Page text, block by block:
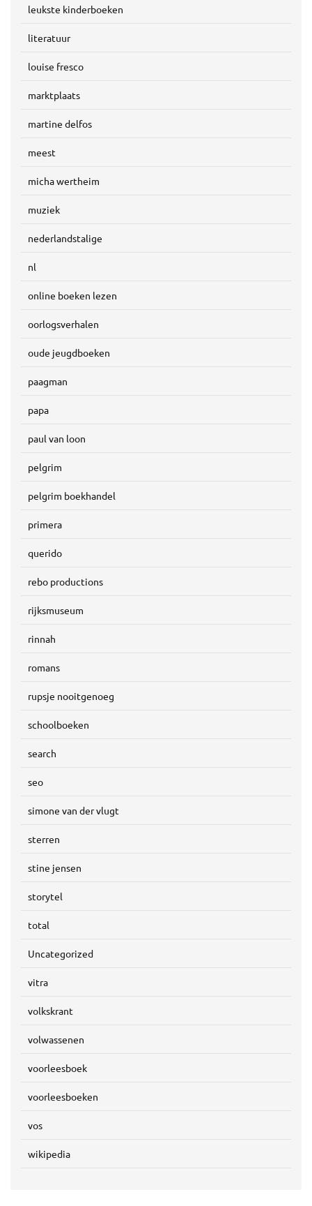
leukste kinderboeken
literatuur
louise fresco
marktplaats
martine delfos
meest
micha wertheim
muziek
nederlandstalige
nl
online boeken lezen
oorlogsverhalen
oude jeugdboeken
paagman
papa
paul van loon
pelgrim
pelgrim boekhandel
primera
querido
rebo productions
rijksmuseum
rinnah
romans
rupsje nooitgenoeg
schoolboeken
search
seo
simone van der vlugt
sterren
stine jensen
storytel
total
Uncategorized
vitra
volkskrant
volwassenen
voorleesboek
voorleesboeken
vos
wikipedia